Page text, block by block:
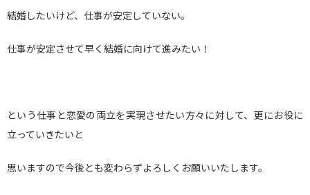
結婚したいけど、仕事が安定していない。
仕事が安定させて早く結婚に向けて進みたい！
という仕事と恋愛の両立を実現させたい方々に対して、更にお役に
立っていきたいと
思いますので今後とも変わらずよろしくお願いいたします。